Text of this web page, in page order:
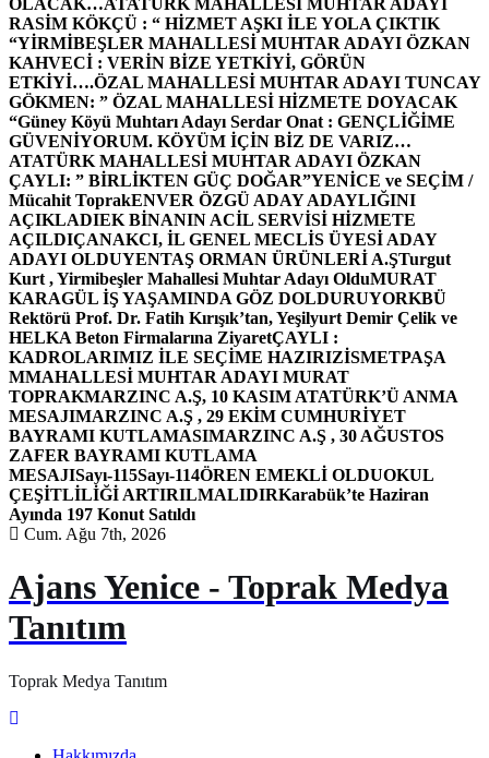
OLACAK…ATATÜRK MAHALLESİ MUHTAR ADAYI
RASİM KÖKÇÜ : “ HİZMET AŞKI İLE YOLA ÇIKTIK
“YİRMİBEŞLER MAHALLESİ MUHTAR ADAYI ÖZKAN
KAHVECİ : VERİN BİZE YETKİYİ, GÖRÜN
ETKİYİ….ÖZAL MAHALLESİ MUHTAR ADAYI TUNCAY
GÖKMEN: ” ÖZAL MAHALLESİ HİZMETE DOYACAK
“Güney Köyü Muhtarı Adayı Serdar Onat : GENÇLİĞİME
GÜVENİYORUM. KÖYÜM İÇİN BİZ DE VARIZ…
ATATÜRK MAHALLESİ MUHTAR ADAYI ÖZKAN
ÇAYLI: ” BİRLİKTEN GÜÇ DOĞAR”YENİCE ve SEÇİM /
Mücahit ToprakENVER ÖZGÜ ADAY ADAYLIĞINI
AÇIKLADIEK BİNANIN ACİL SERVİSİ HİZMETE
AÇILDIÇANAKCI, İL GENEL MECLİS ÜYESİ ADAY
ADAYI OLDUYENTAŞ ORMAN ÜRÜNLERİ A.ŞTurgut
Kurt , Yirmibeşler Mahallesi Muhtar Adayı OlduMURAT
KARAGÜL İŞ YAŞAMINDA GÖZ DOLDURUYORKBÜ
Rektörü Prof. Dr. Fatih Kırışık’tan, Yeşilyurt Demir Çelik ve
HELKA Beton Firmalarına ZiyaretÇAYLI :
KADROLARIMIZ İLE SEÇİME HAZIRIZİSMETPAŞA
MMAHALLESİ MUHTAR ADAYI MURAT
TOPRAKMARZINC A.Ş, 10 KASIM ATATÜRK’Ü ANMA
MESAJIMARZINC A.Ş , 29 EKİM CUMHURİYET
BAYRAMI KUTLAMASIMARZINC A.Ş , 30 AĞUSTOS
ZAFER BAYRAMI KUTLAMA
MESAJISayı-115Sayı-114ÖREN EMEKLİ OLDUOKUL
ÇEŞİTLİLİĞİ ARTIRILMALIDIRKarabük’te Haziran
Ayında 197 Konut Satıldı
Cum. Ağu 7th, 2026
Ajans Yenice - Toprak Medya
Tanıtım
Toprak Medya Tanıtım